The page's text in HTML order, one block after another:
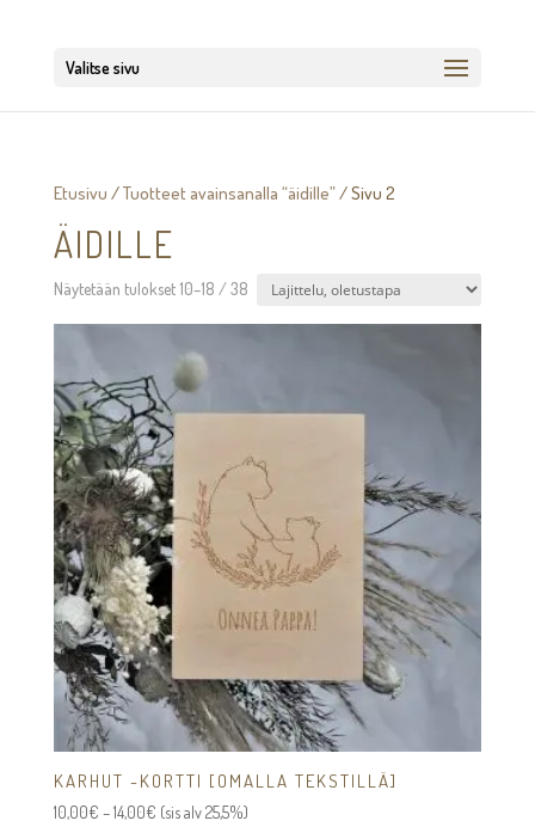
Valitse sivu
Etusivu /Tuotteet avainsanalla “äidille”/ Sivu 2
ÄIDILLE
Näytetään tulokset 10–18 / 38
KARHUT -KORTTI [OMALLA TEKSTILLÄ]
10,00€ –14,00€Hintaluokka:
(sis alv 25,5%)